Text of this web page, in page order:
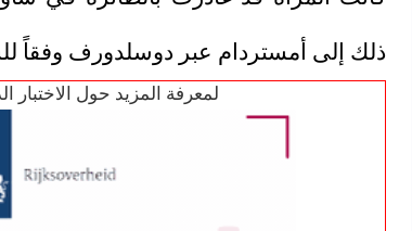
ذلك إلى أمستردام عبر دوسلدورف وفقاً
لمعرفة المزيد حول الاختبار